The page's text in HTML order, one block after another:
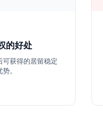
的好处
可获得的居留稳定
。